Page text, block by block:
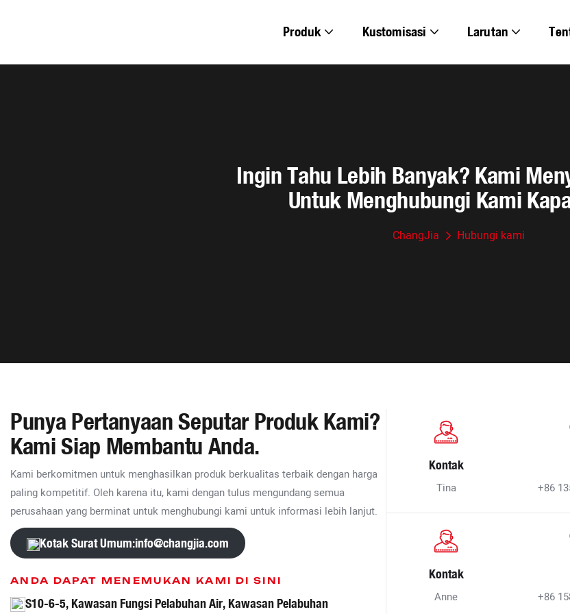
Produk Kustomisasi Larutan
Ingin Tahu Lebih Banyak? Kami
Untuk Menghubungi Kami
ChangJia Hubungi kami
Punya Pertanyaan Seputar Produk Kami?
Kami Siap Membantu Anda.
Kami berkomitmen untuk menghasilkan produk berkualitas terbaik dengan harga
paling kompetitif. Oleh karena itu, kami dengan tulus mengundang semua
perusahaan yang berminat untuk menghubungi kami untuk informasi lebih lanjut.
Kotak Surat Umum:info@changjia.com
ANDA DAPAT MENEMUKAN KAMI DI SINI
S10-6-5, Kawasan Fungsi Pelabuhan Air, Kawasan Pelabuhan
Kontak
Tina
+86
Kontak
Anne
+86